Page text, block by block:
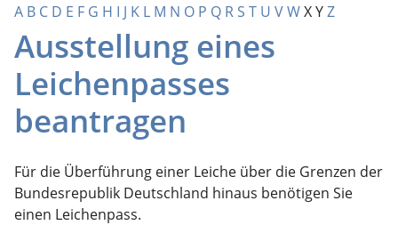
A B C D E F G H I J K L M N O P Q R S T U VWXYZ
Ausstellung eines
Leichenpasses
beantragen
Für die Überführung einer Leiche über die Grenzen der
Bundesrepublik Deutschland hinaus benötigen Sie
einen Leichenpass.